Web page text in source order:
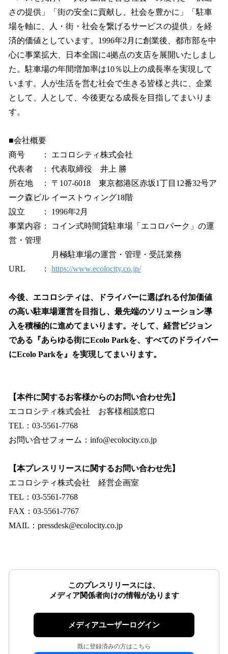
さの提供」「街の安全に貢献し、社会を豊かに」「駐車
場を軸に、人・街・社会を繋げるサービスの提供」を経
済的価値としています。1996年2月に創業後、都市部を中
心に事業拡大、日本全国に4拠点の支店を展開いたしまし
た。駐車場の年間増加率は10％以上の成長率を実現して
います。人が生活を営む社会で生きる皆様と共に、企業
として、人として、今後更なる成長を目指してまいりま
す。
■会社概要
商号 ： エコロシティ株式会社
代表者 ： 代表取締役 井上 勝
所在地 ： 〒107-6018 東京都港区赤坂1丁目12番32号ア
ーク森ビル イーストウィング18階
設立 ： 1996年2月
事業内容： コイン式時間貸駐車場「エコロパーク」の運
営・管理
月極駐車場の運営・管理・受託業務
URL ： https://www.ecolocity.co.jp/
今後、エコロシティは、ドライバーに選ばれる付加価値
の高い駐車場運営を目指し、最先端のソリューション導
入を積極的に進めてまいります。そして、経営ビジョン
である『あらゆる街にEcolo Parkを、すべてのドライバー
にEcolo Parkを』を実現してまいります。
【本件に関するお客様からのお問い合わせ先】
エコロシティ株式会社 お客様相談窓口
TEL：03-5561-7768
お問い合せフォーム：info@ecolocity.co.jp
【本プレスリリースに関するお問い合わせ先】
エコロシティ株式会社 経営企画室
TEL：03-5561-7768
FAX：03-5561-7767
MAIL：pressdesk@ecolocity.co.jp
このプレスリリースには、
メディア関係者向けの情報があります
メディアユーザーログイン
既に登録済みの方はこちら